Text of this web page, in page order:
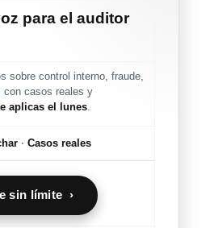
para el auditor
sobre control interno, fraude,
con casos reales y
aplicas el lunes
· Casos reales
sin límite ›